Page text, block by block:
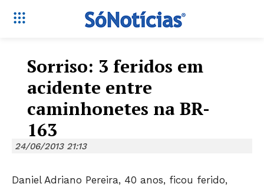
Sorriso: 3 feridos em
acidente entre
caminhonetes na BR-
163
24/06/2013 21:13
Daniel Adriano Pereira, 40 anos, ficou ferido,